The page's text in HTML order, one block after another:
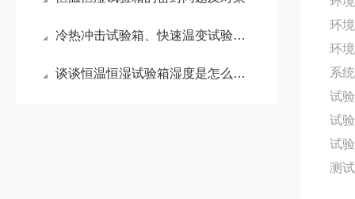
冷热冲击试验箱、快速温变试验箱和高低温试验箱的区别
谈谈恒温恒湿试验箱湿度是怎么实现的？
环境
环境
系
试
试
试
测